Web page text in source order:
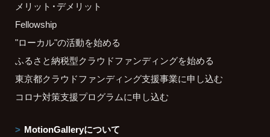
メリット・デメリット
Fellowship
"ローカル"の活動を始める
ふるさと納税型クラウドファンディングを始める
東京都クラウドファンディング支援事業に申し込む
コロナ対策支援プログラムに申し込む
MotionGalleryについて